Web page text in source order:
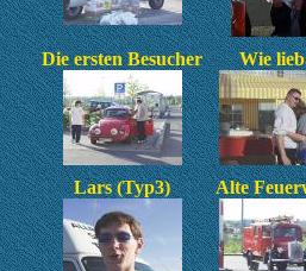
Die ersten Besucher Wie
Lars (Typ3) Alte